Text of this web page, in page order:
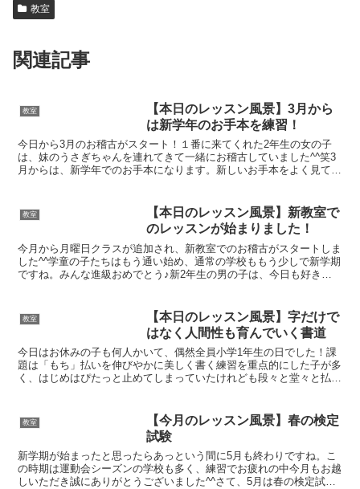
教室
関連記事
教室
【本日のレッスン風景】3月から
は新学年のお手本を練習！
今日から3月のお稽古がスタート！１番に来てくれた2年生の女の子
は、妹のうさぎちゃんを連れてきて一緒にお稽古していました^^笑3
月からは、新学年でのお手本になります。新しいお手本をよく見てみ
教室
【本日のレッスン風景】新教室で
のレッスンが始まりました！
今月から月曜日クラスが追加され、新教室でのお稽古がスタートしま
した^^学童の子たちはもう通い始め、通常の学校ももう少しで新学期
ですね。みんな進級おめでとう♪新2年生の男の子は、今日も好きな
教室
【本日のレッスン風景】字だけで
はなく人間性も育んでいく書道
今日はお休みの子も何人かいて、偶然全員小学1年生の日でした！課
題は「もち」払いを伸びやかに美しく書く練習を重点的にした子が多
く、はじめはぴたっと止めてしまっていたけれども段々と堂々と払え
教室
【今月のレッスン風景】春の検定
試験
新学期が始まったと思ったらあっという間に5月も終わりですね。こ
の時期は運動会シーズンの学校も多く、練習でお疲れの中今月もお越
しいただき誠にありがとうございました^^さて、5月は春の検定試験